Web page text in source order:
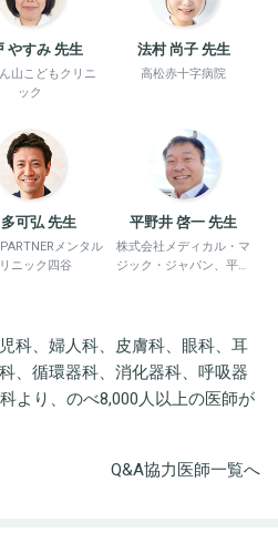
やすみ 先生
山こどもクリニ
ック
法村 尚子 先生
高松赤十字病院
可弘 先生
メンタル
ニック四谷
平野井 啓一 先生
株式会社メディカル・マ
ジック・ジャパン、平野
科、婦人科、皮膚科、眼科、耳
、循環器科、消化器科、呼吸器
より、のべ8,000人以上の医師が
Q&A協力医師一覧へ